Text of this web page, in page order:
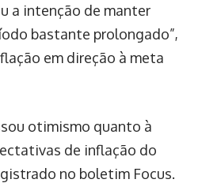
a intenção de manter
bastante prolongado”,
em direção à meta
otimismo quanto à
de inflação do
no boletim Focus.